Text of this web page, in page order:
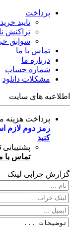
پرداخت
تایید خرید
تراکنش
سوابق
تماس با ما
درباره ما
شماره حساب
مشکلات دانلود
اطلاعیه های سایت
پرداخت
رمز دوم لازم
کنید
پشتیبانی
تماس با
گزارش خرابی لینک